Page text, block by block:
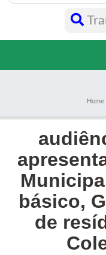
Home
básico,
de